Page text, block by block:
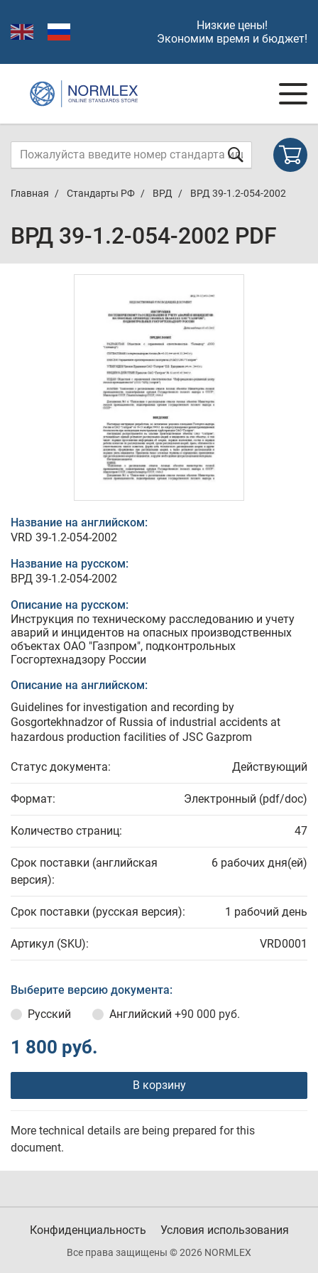
Низкие цены!
Экономим время и бюджет!
Главная Стандарты РФ ВРД ВРД 39-1.2-054-2002
ВРД 39-1.2-054-2002 PDF
Название на английском:
VRD 39-1.2-054-2002
Название на русском:
ВРД 39-1.2-054-2002
Описание на русском:
Инструкция по техническому расследованию и учету
аварий и инцидентов на опасных производственных
объектах ОАО "Газпром", подконтрольных
Госгортехнадзору России
Описание на английском:
Guidelines for investigation and recording by
Gosgortekhnadzor of Russia of industrial accidents at
hazardous production facilities of JSC Gazprom
Статус документа: Действующий
Формат: Электронный (pdf/doc)
Количество страниц: 47
Срок поставки (английская
версия):
6 рабочих дня(ей)
Срок поставки (русская версия): 1 рабочий день
Артикул (SKU): VRD0001
Выберите версию документа:
Русский
Английский +90 000 руб.
1 800 руб.
В корзину
More technical details are being prepared for this
document.
Конфиденциальность Условия использования
Все права защищены © 2026 NORMLEX